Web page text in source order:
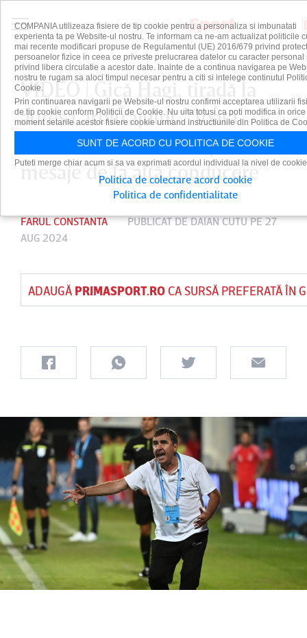
VIDEO | Gică Hagi, tiradă la
adresa arbitrajului. ”Toată
conducerea noastră a primit
mesaje de la altă conducere”
FARUL CONSTANTA PUBLICAT DEDAIAN CUTUPE 27
AUG 2024
ADAUGĂ PRIMASPORT.ROCA SURSĂ PREFERATĂ ÎN
COMPANIA utilizeaza fisiere de tip cookie pentru a personaliza si imbunatati
experienta ta pe Website-ul nostru. Te informam ca ne-am actualizat politicile
mai recente modificari propuse de Regulamentul (UE) 2016/679 privind
persoanelor fizice in ceea ce priveste prelucrarea datelor cu caracter personal
privind libera circulatie a acestor date. Inainte de a continua navigarea pe
nostru te rugam sa aloci timpul necesar pentru a citi si intelege continutul
Cookie.
Prin continuarea navigarii pe Website-ul nostru confirmi acceptarea utilizarii
de tip cookie conform Politicii de Cookie. Nu uita totusi ca poti modifica in orice
moment setarile acestor fisiere cookie urmand instructiunile din Politica de
SUNT DE ACORD CU POLITICA DE COOKIE
Puteti merge chiar acum si sa va exprimati acordul individual la nivel de
Politica de colectare acord cookie
Politica de confidentialitate